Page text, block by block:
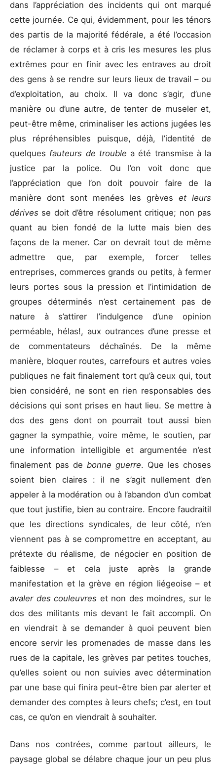
dans l’appréciation des incidents qui ont marqué
cette journée. Ce qui, évidemment, pour les ténors
des partis de la majorité fédérale, a été l’occasion
de réclamer à corps et à cris les mesures les plus
extrêmes pour en finir avec les entraves au droit
des gens à se rendre sur leurs lieux de travail – ou
d’exploitation, au choix. Il va donc s’agir, d’une
manière ou d’une autre, de tenter de museler et,
peut-être même, criminaliser les actions jugées les
plus répréhensibles puisque, déjà, l’identité de
quelques fauteurs de trouble a été transmise à la
justice par la police. Ou l’on voit donc que
l’appréciation que l’on doit pouvoir faire de la
manière dont sont menées les grèves et leurs
dérives se doit d’être résolument critique; non pas
quant au bien fondé de la lutte mais bien des
façons de la mener. Car on devrait tout de même
admettre que, par exemple, forcer telles
entreprises, commerces grands ou petits, à fermer
leurs portes sous la pression et l’intimidation de
groupes déterminés n’est certainement pas de
nature à s’attirer l’indulgence d’une opinion
perméable, hélas!, aux outrances d’une presse et
de commentateurs déchaînés. De la même
manière, bloquer routes, carrefours et autres voies
publiques ne fait finalement tort qu’à ceux qui, tout
bien considéré, ne sont en rien responsables des
décisions qui sont prises en haut lieu. Se mettre à
dos des gens dont on pourrait tout aussi bien
gagner la sympathie, voire même, le soutien, par
une information intelligible et argumentée n’est
finalement pas de bonne guerre. Que les choses
soient bien claires : il ne s’agit nullement d’en
appeler à la modération ou à l’abandon d’un combat
que tout justifie, bien au contraire. Encore faudraitil
que les directions syndicales, de leur côté, n’en
viennent pas à se compromettre en acceptant, au
prétexte du réalisme, de négocier en position de
faiblesse – et cela juste après la grande
manifestation et la grève en région liégeoise – et
avaler des couleuvres et non des moindres, sur le
dos des militants mis devant le fait accompli. On
en viendrait à se demander à quoi peuvent bien
encore servir les promenades de masse dans les
rues de la capitale, les grèves par petites touches,
qu’elles soient ou non suivies avec détermination
par une base qui finira peut-être bien par alerter et
demander des comptes à leurs chefs; c’est, en tout
cas, ce qu’on en viendrait à souhaiter.
Dans nos contrées, comme partout ailleurs, le
paysage global se délabre chaque jour un peu plus